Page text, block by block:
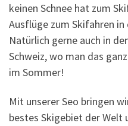
keinen Schnee hat zum
Ausflüge zum Skifahren in
Natürlich gerne auch in
Schweiz, wo man das
im Sommer!
Mit unserer Seo bringen
bestes Skigebiet der